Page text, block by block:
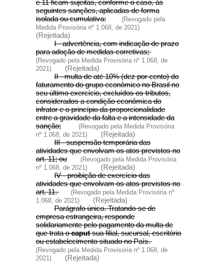
e 11 ficam sujeitas, conforme o caso, às
seguintes sanções, aplicadas de forma
isolada ou cumulativa:
(Revogado pela
Medida Provisória nº 1.068, de 2021)
(Rejeitada)
I - advertência, com indicação de prazo
para adoção de medidas corretivas;
(Revogado pela Medida Provisória nº 1.068, de
2021)
(Rejeitada)
II - multa de até 10% (dez por cento) do
faturamento do grupo econômico no Brasil no
seu último exercício, excluídos os tributos,
considerados a condição econômica do
infrator e o princípio da proporcionalidade
entre a gravidade da falta e a intensidade da
sanção;
(Revogado pela Medida Provisória
nº 1.068, de 2021)
(Rejeitada)
III - suspensão temporária das
atividades que envolvam os atos previstos no
art. 11; ou
(Revogado pela Medida Provisória
nº 1.068, de 2021)
(Rejeitada)
IV - proibição de exercício das
atividades que envolvam os atos previstos no
art. 11.
(Revogado pela Medida Provisória nº
1.068, de 2021)
(Rejeitada)
Parágrafo único. Tratando-se de
empresa estrangeira, responde
solidariamente pelo pagamento da multa de
que trata ocaputsua filial, sucursal, escritório
ou estabelecimento situado no País.
(Revogado pela Medida Provisória nº 1.068, de
2021)
(Rejeitada)